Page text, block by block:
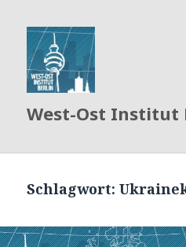
West-Ost Institut
Schlagwort: